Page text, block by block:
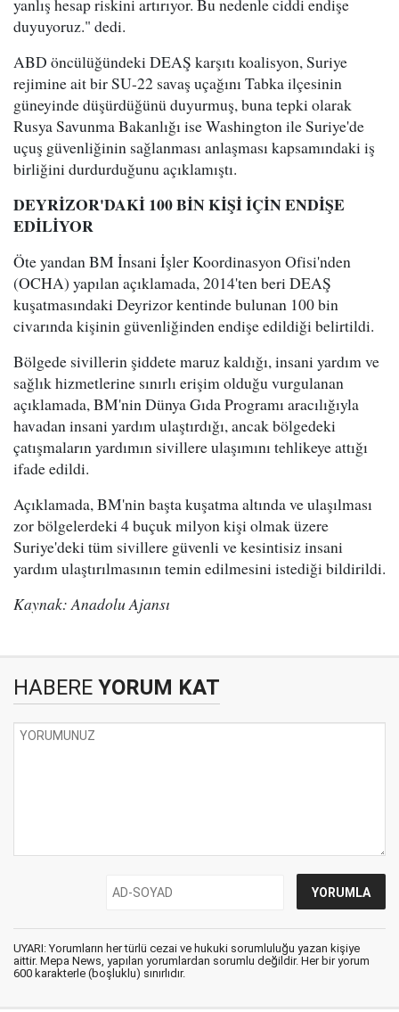
yanlış hesap riskini artırıyor. Bu nedenle ciddi endişe
duyuyoruz." dedi.
ABD öncülüğündeki DEAŞ karşıtı koalisyon, Suriye
rejimine ait bir SU-22 savaş uçağını Tabka ilçesinin
güneyinde düşürdüğünü duyurmuş, buna tepki olarak
Rusya Savunma Bakanlığı ise Washington ile Suriye'de
uçuş güvenliğinin sağlanması anlaşması kapsamındaki iş
birliğini durdurduğunu açıklamıştı.
DEYRİZOR'DAKİ 100 BİN KİŞİ İÇİN ENDİŞE
EDİLİYOR
Öte yandan BM İnsani İşler Koordinasyon Ofisi'nden
(OCHA) yapılan açıklamada, 2014'ten beri DEAŞ
kuşatmasındaki Deyrizor kentinde bulunan 100 bin
civarında kişinin güvenliğinden endişe edildiği belirtildi.
Bölgede sivillerin şiddete maruz kaldığı, insani yardım ve
sağlık hizmetlerine sınırlı erişim olduğu vurgulanan
açıklamada, BM'nin Dünya Gıda Programı aracılığıyla
havadan insani yardım ulaştırdığı, ancak bölgedeki
çatışmaların yardımın sivillere ulaşımını tehlikeye attığı
ifade edildi.
Açıklamada, BM'nin başta kuşatma altında ve ulaşılması
zor bölgelerdeki 4 buçuk milyon kişi olmak üzere
Suriye'deki tüm sivillere güvenli ve kesintisiz insani
yardım ulaştırılmasının temin edilmesini istediği bildirildi.
Kaynak: Anadolu Ajansı
HABERE YORUM KAT
UYARI: Yorumların her türlü cezai ve hukuki sorumluluğu yazan kişiye
aittir. Mepa News, yapılan yorumlardan sorumlu değildir. Her bir yorum
600 karakterle (boşluklu) sınırlıdır.